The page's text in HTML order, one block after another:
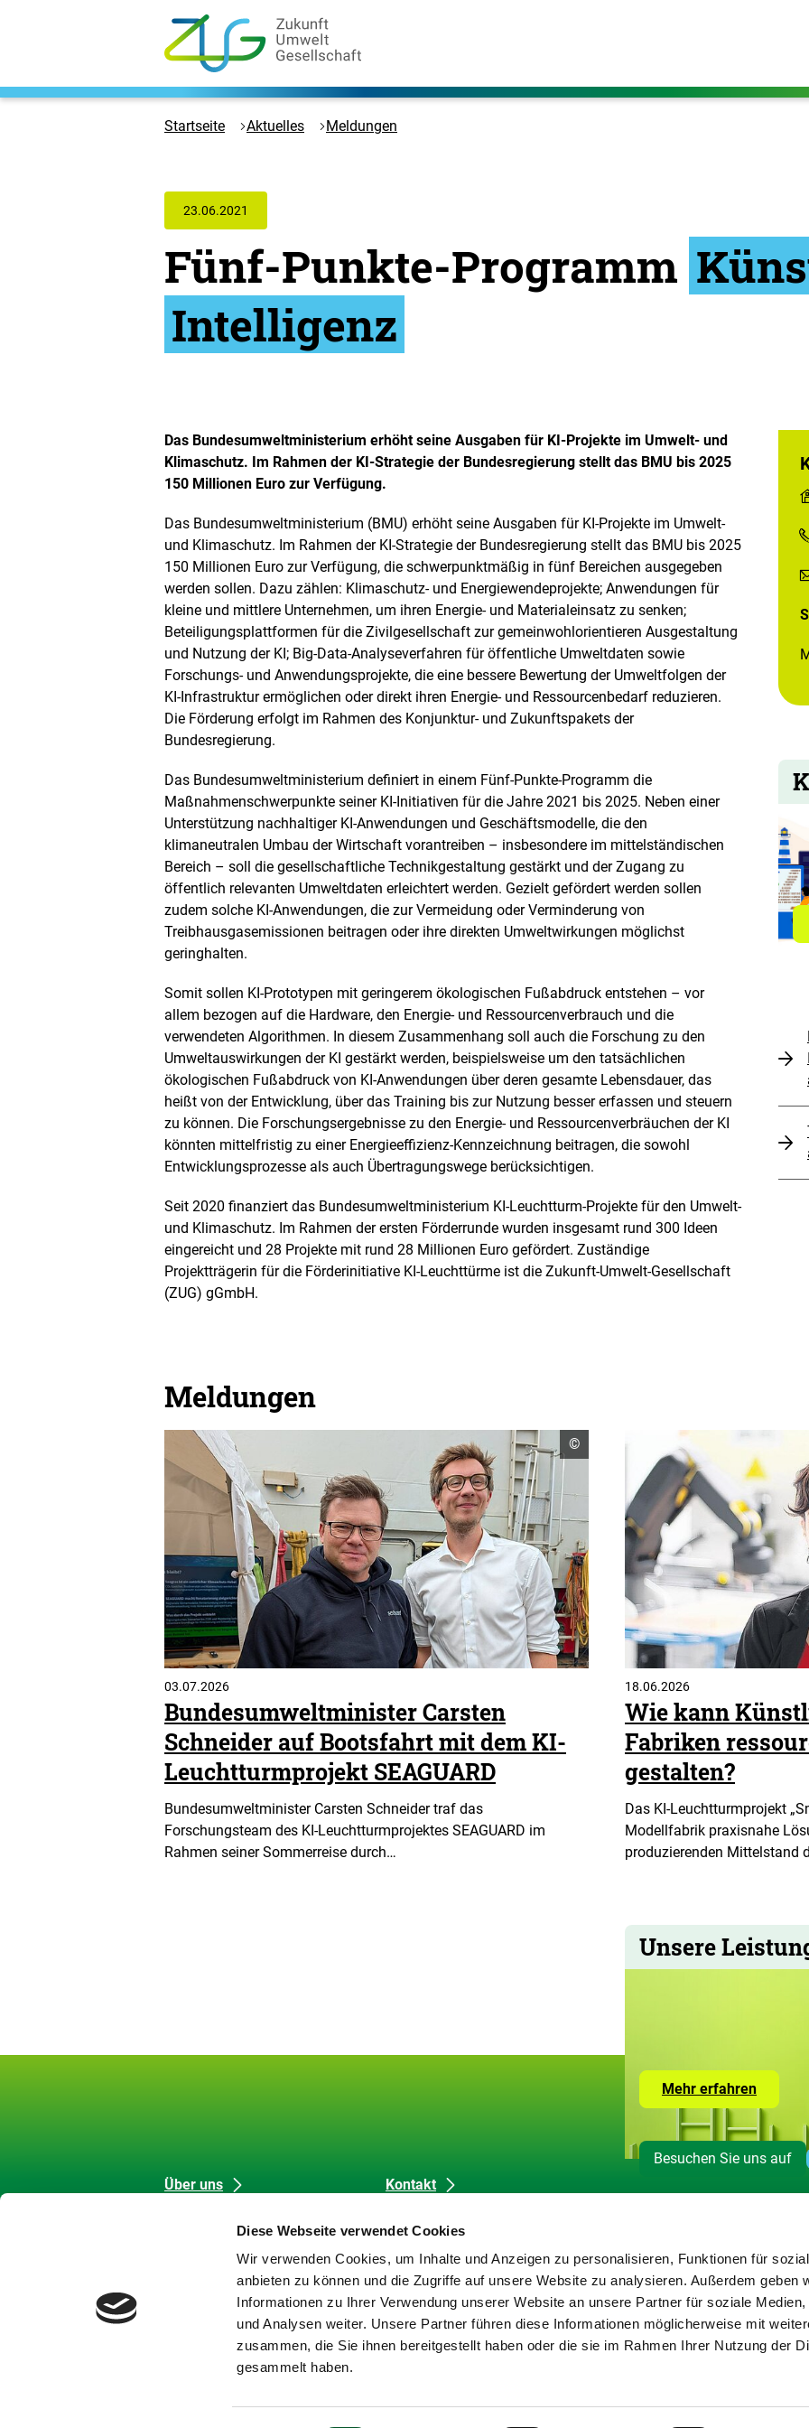
Diese Webseite verwendet Cookies
Wir verwenden Cookies, um Inhalte und Anzeigen zu personalisieren, Funktionen für
anbieten zu können und die Zugriffe auf unsere Website zu analysieren. Außerdem geben
Informationen zu Ihrer Verwendung unserer Website an unsere Partner für soziale Medien,
und Analysen weiter. Unsere Partner führen diese Informationen möglicherweise mit
zusammen, die Sie ihnen bereitgestellt haben oder die sie im Rahmen Ihrer Nutzung der
gesammelt haben.
Zukunft
Umwelt
Zur
Startseite
Startseite Aktuelles Meldungen
23.06.2021
Fünf-Punkte-Programm
Intelligenz
Das Bundesumweltministerium erhöht seine Ausgaben für KI-Projekte im Umwelt- und
Klimaschutz. Im Rahmen der KI-Strategie der Bundesregierung stellt das BMU bis 2025
150 Millionen Euro zur Verfügung.
Das Bundesumweltministerium (BMU) erhöht seine Ausgaben für KI-Projekte im Umwelt-
und Klimaschutz. Im Rahmen der KI-Strategie der Bundesregierung stellt das BMU bis 2025
150 Millionen Euro zur Verfügung, die schwerpunktmäßig in fünf Bereichen ausgegeben
werden sollen. Dazu zählen: Klimaschutz- und Energiewendeprojekte; Anwendungen für
kleine und mittlere Unternehmen, um ihren Energie- und Materialeinsatz zu senken;
Beteiligungsplattformen für die Zivilgesellschaft zur gemeinwohlorientieren Ausgestaltung
und Nutzung der KI; Big-Data-Analyseverfahren für öffentliche Umweltdaten sowie
Forschungs- und Anwendungsprojekte, die eine bessere Bewertung der Umweltfolgen der
KI-Infrastruktur ermöglichen oder direkt ihren Energie- und Ressourcenbedarf reduzieren.
Die Förderung erfolgt im Rahmen des Konjunktur- und Zukunftspakets der
Bundesregierung.
Das Bundesumweltministerium definiert in einem Fünf-Punkte-Programm die
Maßnahmenschwerpunkte seiner KI-Initiativen für die Jahre 2021 bis 2025. Neben einer
Unterstützung nachhaltiger KI-Anwendungen und Geschäftsmodelle, die den
klimaneutralen Umbau der Wirtschaft vorantreiben – insbesondere im mittelständischen
Bereich – soll die gesellschaftliche Technikgestaltung gestärkt und der Zugang zu
öffentlich relevanten Umweltdaten erleichtert werden. Gezielt gefördert werden sollen
zudem solche KI-Anwendungen, die zur Vermeidung oder Verminderung von
Treibhausgasemissionen beitragen oder ihre direkten Umweltwirkungen möglichst
geringhalten.
Somit sollen KI-Prototypen mit geringerem ökologischen Fußabdruck entstehen – vor
allem bezogen auf die Hardware, den Energie- und Ressourcenverbrauch und die
verwendeten Algorithmen. In diesem Zusammenhang soll auch die Forschung zu den
Umweltauswirkungen der KI gestärkt werden, beispielsweise um den tatsächlichen
ökologischen Fußabdruck von KI-Anwendungen über deren gesamte Lebensdauer, das
heißt von der Entwicklung, über das Training bis zur Nutzung besser erfassen und steuern
zu können. Die Forschungsergebnisse zu den Energie- und Ressourcenverbräuchen der KI
könnten mittelfristig zu einer Energieeffizienz-Kennzeichnung beitragen, die sowohl
Entwicklungsprozesse als auch Übertragungswege berücksichtigen.
Seit 2020 finanziert das Bundesumweltministerium KI-Leuchtturm-Projekte für den Umwelt-
und Klimaschutz. Im Rahmen der ersten Förderrunde wurden insgesamt rund 300 Ideen
eingereicht und 28 Projekte mit rund 28 Millionen Euro gefördert. Zuständige
Projektträgerin für die Förderinitiative KI-Leuchttürme ist die Zukunft-Umwelt-Gesellschaft
(ZUG) gGmbH.
Meldungen
Copyright
Informationen
©
03.07.2026
Bundesumweltminister Carsten
Schneider auf Bootsfahrt mit dem KI-
Leuchtturmprojekt SEAGUARD
Bundesumweltminister Carsten Schneider traf das
Forschungsteam des KI-Leuchtturmprojektes SEAGUARD im
Rahmen seiner Sommerreise durch…
18.06.2026
Wie kann
Fabriken
gestalten?
Das KI-Leuchtturmprojekt
Modellfabrik praxisnahe
produzierenden Mittelstand
Unsere
Mehr erfahrenZur
Seite
mit
den
der
Besuchen Sie uns auf
Unsere
Über uns
Strategische Aufgaben
Datenschutz
Barrierefreiheit
Kontakt
Cookie-Erklärung
Datenschutz
Impressum
Barrierefreiheit
Barriere melden